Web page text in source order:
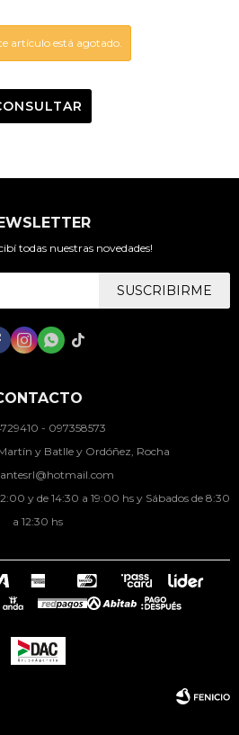
artículo está agotado.
- 097358573
y Batlle y Ordóñez, Rocha
y de 14:30 a 19:00 hs y Sábados de 8:30
a 12:30 hs
todas nuestras novedades!
SUSCRIBIRME
  